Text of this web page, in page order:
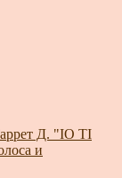
Д. "IO TI
и